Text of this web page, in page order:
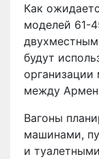
Как
моделей 61-
будут
между
Вагоны
машинами,
и